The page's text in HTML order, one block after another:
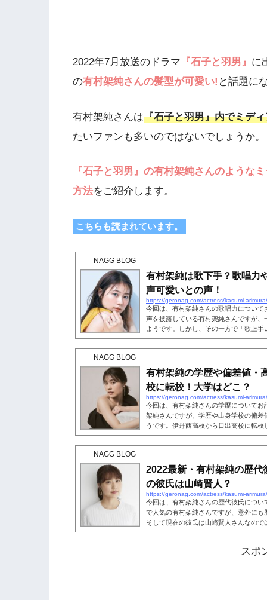
2022年7月放送のドラマ 『石子と羽男』 に
の有村架純さんの髪型が可愛い! と話題に
有村架純さんは『石子と羽男』内でミデ
たいファンも多いのではないでしょうか。
『石子と羽男』の有村架純さんのような
方法をご紹介します。
こちらも読まれています。
NAGG BLOG
有村架純は歌下手？歌唱力
声可愛いとの声！
https://geronag.com/actress/kasumi-
今回は、有村架純さんの歌唱力につい
声を披露している有村架純さんですが
ようです。しかし、その一方で「歌上
あります。有村架純さんの実際の歌唱
しょう。こちらも読まれています。有
有村架純さんの歌声は透き通っていて
村架純さんに対して「歌下手」と言う...
NAGG BLOG
有村架純の学歴や偏差値・
校に転校！大学はどこ？
https://geronag.com/actress/kasumi-
今回は、有村架純さんの学歴について
架純さんですが、学歴や出身学校の偏
うです。伊丹西高校から日出高校に転
なのでしょうか？有村架純さんの出身
もに大学はどこに進学したのか、詳し
丹市立西中学校に入学し、2008年3月に
で偏差値はありません。有村架純さ...
NAGG BLOG
2022最新・有村架純の歴代
の彼氏は山崎賢人？
https://geronag.com/actress/kasumi-
今回は、有村架純さんの歴代彼氏につ
で人気の有村架純さんですが、意外に
そして現在の彼氏は山崎賢人さんなの
架純さんの歴代彼氏・現在の彼氏を確
は、今まで15人の男性と噂になってき
スポ